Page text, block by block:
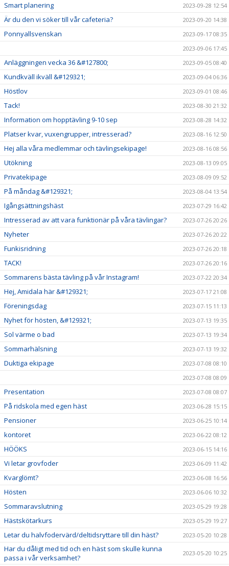
Smart planering 2023-09-28 12:54
Är du den vi söker till vår cafeteria? 2023-09-20 14:38
Ponnyallsvenskan
2023-09-17 08:35
2023-09-06 17:45
Anläggningen vecka 36 &#127800; 2023-09-05 08:40
Kundkväll ikväll &#129321; 2023-09-04 06:36
Höstlov 2023-09-01 08:46
Tack! 2023-08-30 21:32
Information om hopptävling 9-10 sep 2023-08-28 14:32
Platser kvar, vuxengrupper, intresserad? 2023-08-16 12:50
Hej alla våra medlemmar och tävlingsekipage! 2023-08-16 08:56
Utökning 2023-08-13 09:05
Privatekipage 2023-08-09 09:52
På måndag &#129321; 2023-08-04 13:54
Igångsättningshäst 2023-07-29 16:42
Intresserad av att vara funktionär på våra tävlingar? 2023-07-26 20:26
Nyheter 2023-07-26 20:22
Funkisridning 2023-07-26 20:18
TACK! 2023-07-26 20:16
Sommarens bästa tävling på vår Instagram! 2023-07-22 20:34
Hej, Amidala här &#129321; 2023-07-17 21:08
Föreningsdag 2023-07-15 11:13
Nyhet för hösten, &#129321; 2023-07-13 19:35
Sol värme o bad 2023-07-13 19:34
Sommarhälsning 2023-07-13 19:32
Duktiga ekipage
2023-07-08 08:10
2023-07-08 08:09
Presentation 2023-07-08 08:07
På ridskola med egen häst 2023-06-28 15:15
Pensioner 2023-06-25 10:14
kontoret 2023-06-22 08:12
HÖÖKS 2023-06-15 14:16
Vi letar grovfoder 2023-06-09 11:42
Kvarglömt? 2023-06-08 16:56
Hösten 2023-06-06 10:32
Sommaravslutning 2023-05-29 19:28
Hästskötarkurs 2023-05-29 19:27
Letar du halvfodervärd/deltidsryttare till din häst? 2023-05-20 10:28
Har du dåligt med tid och en häst som skulle kunna
passa i vår verksamhet?
2023-05-20 10:25